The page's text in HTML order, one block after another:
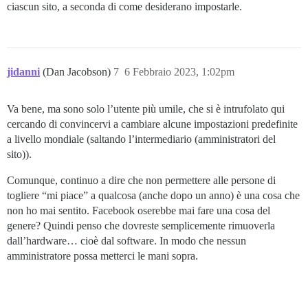
ciascun sito, a seconda di come desiderano impostarle.
jidanni (Dan Jacobson) 6 Febbraio 2023, 1:02pm
7
Va bene, ma sono solo l’utente più umile, che si è intrufolato qui
cercando di convincervi a cambiare alcune impostazioni predefinite
a livello mondiale (saltando l’intermediario (amministratori del
sito)).
Comunque, continuo a dire che non permettere alle persone di
togliere “mi piace” a qualcosa (anche dopo un anno) è una cosa che
non ho mai sentito. Facebook oserebbe mai fare una cosa del
genere? Quindi penso che dovreste semplicemente rimuoverla
dall’hardware… cioè dal software. In modo che nessun
amministratore possa metterci le mani sopra.